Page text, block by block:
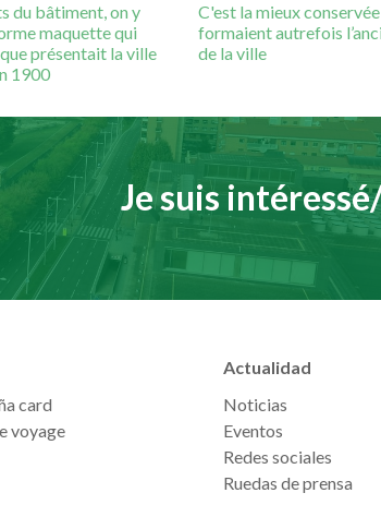
du bâtiment, on y
maquette qui
présentait la ville
1900
C'est la mieux
formaient autrefois
de la ville
Je suis
card
voyage
Actualidad
Noticias
Eventos
Redes sociales
Ruedas de prensa